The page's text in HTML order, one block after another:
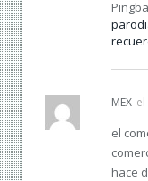
MEX el
el
hace